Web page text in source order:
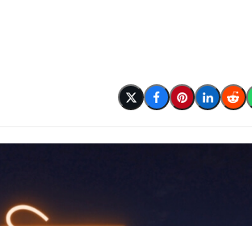
Post
on
Share
on
Share
on
Share
on
on